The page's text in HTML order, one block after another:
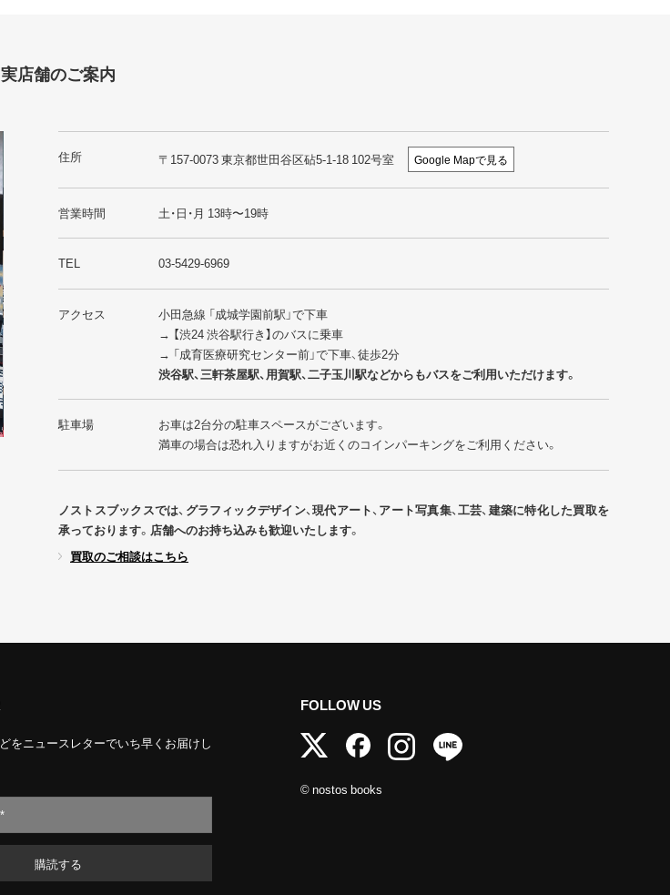
実店舗のご案内
住所 〒157-0073 東京都世田谷区砧5-1-18 102号室 Google Mapで見る
営業時間 土・日・月 13時〜19時
TEL 03-5429-6969
アクセス
小田急線 「成城学園前駅」で下車
→ 【渋24 渋谷駅行き】のバスに乗車
→ 「成育医療研究センター前」で下車、徒歩2分
渋谷駅、三軒茶屋駅、用賀駅、二子玉川駅などからもバスをご利用いただけます。
駐車場
お車は2台分の駐車スペースがございます。
満車の場合は恐れ入りますがお近くのコインパーキングをご利用ください。
ノストスブックスでは、グラフィックデザイン、現代アート、アート写真集、工芸、建築に特化した買取を
承っております。店舗へのお持ち込みも歓迎いたします。
買取のご相談はこちら
をニュースレターでいち早くお届けし
FOLLOW US
© nostos books